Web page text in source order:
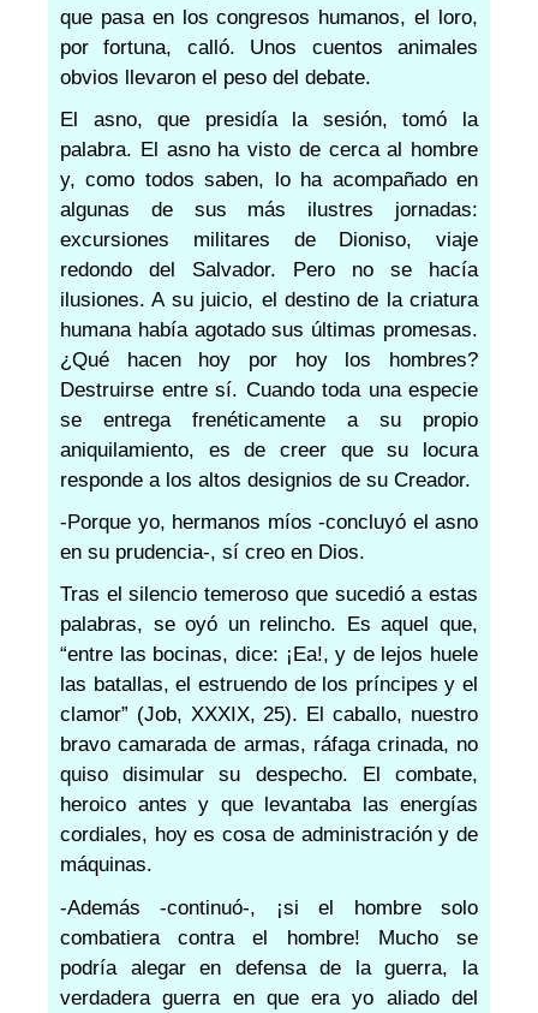
que pasa en los congresos humanos, el loro,
por fortuna, calló. Unos cuentos animales
obvios llevaron el peso del debate.
El asno, que presidía la sesión, tomó la
palabra. El asno ha visto de cerca al hombre
y, como todos saben, lo ha acompañado en
algunas de sus más ilustres jornadas:
excursiones militares de Dioniso, viaje
redondo del Salvador. Pero no se hacía
ilusiones. A su juicio, el destino de la criatura
humana había agotado sus últimas promesas.
¿Qué hacen hoy por hoy los hombres?
Destruirse entre sí. Cuando toda una especie
se entrega frenéticamente a su propio
aniquilamiento, es de creer que su locura
responde a los altos designios de su Creador.
-Porque yo, hermanos míos -concluyó el asno
en su prudencia-, sí creo en Dios.
Tras el silencio temeroso que sucedió a estas
palabras, se oyó un relincho. Es aquel que,
“entre las bocinas, dice: ¡Ea!, y de lejos huele
las batallas, el estruendo de los príncipes y el
clamor” (Job, XXXIX, 25). El caballo, nuestro
bravo camarada de armas, ráfaga crinada, no
quiso disimular su despecho. El combate,
heroico antes y que levantaba las energías
cordiales, hoy es cosa de administración y de
máquinas.
-Además -continuó-, ¡si el hombre solo
combatiera contra el hombre! Mucho se
podría alegar en defensa de la guerra, la
verdadera guerra en que era yo aliado del